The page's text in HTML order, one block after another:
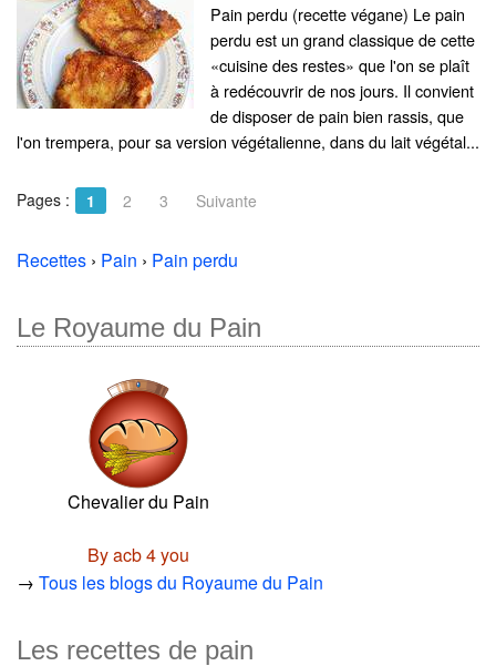
Pain perdu (recette végane) Le pain
perdu est un grand classique de cette
«cuisine des restes» que l'on se plaît
à redécouvrir de nos jours. Il convient
de disposer de pain bien rassis, que
l'on trempera, pour sa version végétalienne, dans du lait végétal...
Pages : 1 2 3 Suivante
Recettes › Pain › Pain perdu
Le Royaume du Pain
Chevalier du Pain
By acb 4 you
→ Tous les blogs du Royaume du Pain
Les recettes de pain